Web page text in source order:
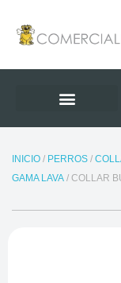
contenido
INICIO/ PERROS/
GAMA LAVA/ COLLAR